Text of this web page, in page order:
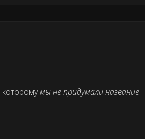
которомумы не придумали название.